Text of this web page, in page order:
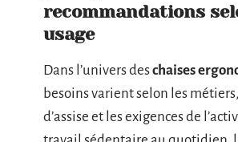
recommandations
usage
Dans l’univers deschaises
besoins varient selon les
d’assise et les exigences de